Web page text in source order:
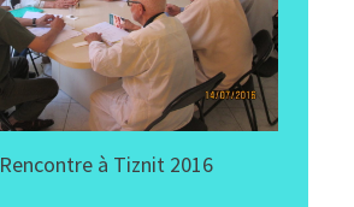
Rencontre à Tiznit 2016